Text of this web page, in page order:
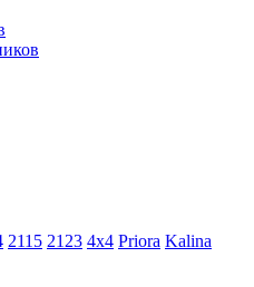
2115 2123 4x4 Priora Kalina